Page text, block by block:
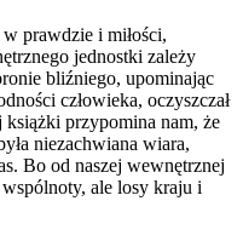
prawdzie i miłości,
jednostki zależy
bliźniego, upominając
człowieka, oczyszczał
książki przypomina nam, że
niezachwiana wiara,
Bo od naszej wewnętrznej
ale losy kraju i